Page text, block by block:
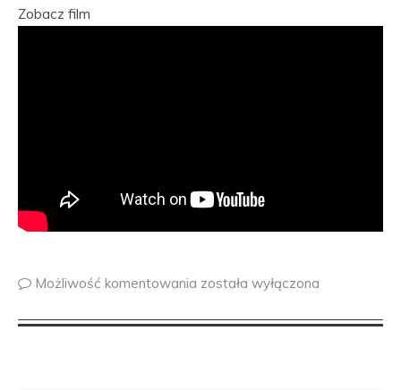
Zobacz film
Możliwość komentowania została wyłączona